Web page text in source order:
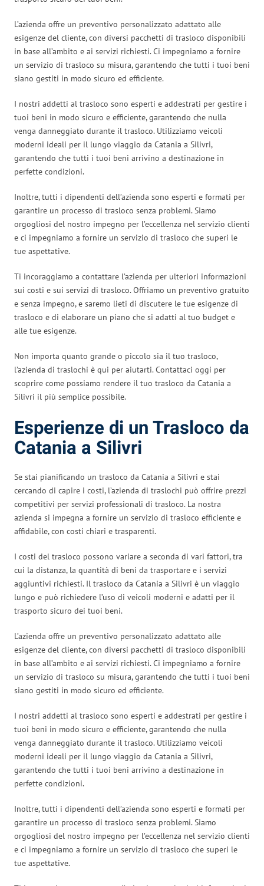
L’azienda offre un preventivo personalizzato adattato alle
esigenze del cliente, con diversi pacchetti di trasloco disponibili
in base all’ambito e ai servizi richiesti. Ci impegniamo a fornire
un servizio di trasloco su misura, garantendo che tutti i tuoi beni
siano gestiti in modo sicuro ed efficiente.
I nostri addetti al trasloco sono esperti e addestrati per gestire i
tuoi beni in modo sicuro e efficiente, garantendo che nulla
venga danneggiato durante il trasloco. Utilizziamo veicoli
moderni ideali per il lungo viaggio da Catania a Silivri,
garantendo che tutti i tuoi beni arrivino a destinazione in
perfette condizioni.
Inoltre, tutti i dipendenti dell’azienda sono esperti e formati per
garantire un processo di trasloco senza problemi. Siamo
orgogliosi del nostro impegno per l’eccellenza nel servizio clienti
e ci impegniamo a fornire un servizio di trasloco che superi le
tue aspettative.
Ti incoraggiamo a contattare l’azienda per ulteriori informazioni
sui costi e sui servizi di trasloco. Offriamo un preventivo gratuito
e senza impegno, e saremo lieti di discutere le tue esigenze di
trasloco e di elaborare un piano che si adatti al tuo budget e
alle tue esigenze.
Non importa quanto grande o piccolo sia il tuo trasloco,
l’azienda di traslochi è qui per aiutarti. Contattaci oggi per
scoprire come possiamo rendere il tuo trasloco da Catania a
Silivri il più semplice possibile.
Esperienze di un Trasloco da
Catania a Silivri
Se stai pianificando un trasloco da Catania a Silivri e stai
cercando di capire i costi, l’azienda di traslochi può offrire prezzi
competitivi per servizi professionali di trasloco. La nostra
azienda si impegna a fornire un servizio di trasloco efficiente e
affidabile, con costi chiari e trasparenti.
I costi del trasloco possono variare a seconda di vari fattori, tra
cui la distanza, la quantità di beni da trasportare e i servizi
aggiuntivi richiesti. Il trasloco da Catania a Silivri è un viaggio
lungo e può richiedere l’uso di veicoli moderni e adatti per il
trasporto sicuro dei tuoi beni.
L’azienda offre un preventivo personalizzato adattato alle
esigenze del cliente, con diversi pacchetti di trasloco disponibili
in base all’ambito e ai servizi richiesti. Ci impegniamo a fornire
un servizio di trasloco su misura, garantendo che tutti i tuoi beni
siano gestiti in modo sicuro ed efficiente.
I nostri addetti al trasloco sono esperti e addestrati per gestire i
tuoi beni in modo sicuro e efficiente, garantendo che nulla
venga danneggiato durante il trasloco. Utilizziamo veicoli
moderni ideali per il lungo viaggio da Catania a Silivri,
garantendo che tutti i tuoi beni arrivino a destinazione in
perfette condizioni.
Inoltre, tutti i dipendenti dell’azienda sono esperti e formati per
garantire un processo di trasloco senza problemi. Siamo
orgogliosi del nostro impegno per l’eccellenza nel servizio clienti
e ci impegniamo a fornire un servizio di trasloco che superi le
tue aspettative.